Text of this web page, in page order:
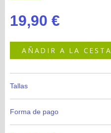
19,90 €
AÑADIR A LA CESTA
Tallas
Forma de pago